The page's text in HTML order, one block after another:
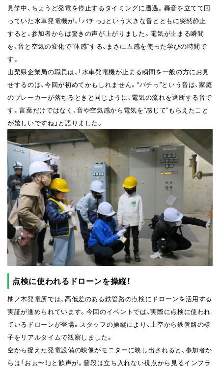
見学中、ちょうど発電を停止するタイミングに遭遇。轟音を立てて回
っていた水車発電機が、「バチっ」という大きな音とともに突然静止
すると、参加者からは驚きの声が上がりました。電気が止まる瞬間
を、音と空気の変化で“体感”する、まさに五感を使った学びの時間で
す。
山梨県企業局の職員は、「水車発電機が止まる瞬間を一般の方にお見
せするのは、今回が初めてかもしれません。“バチっ”という音は、家庭
のブレーカーが落ちるときと同じように、電気の流れを遮断する音で
す。言葉だけではなく、音や空気感から電気を“感じて”もらえたこと
が嬉しいですね」と語りました。
点検に使われるドローンを操縦！
柚ノ木発電所では、高低差のある鉄管路の点検にドローンを活用する
実証が進められています。今回のイベントでは、実際に点検に使われ
ているドローンが登場。スタッフの操縦により、上空から鉄管路の様
子をリアルタイムで観察しました。
空から捉えた発電設備の映像がモニターに映し出されると、参加者か
らは「おぉ〜！」と歓声が。普段は立ち入れない視点から見るインフラ